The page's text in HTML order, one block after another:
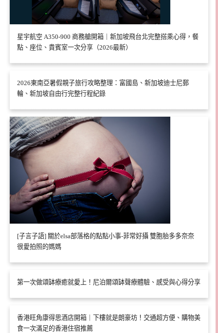
星宇航空 A350-900 商務艙開箱｜新加坡飛台北完整搭乘心得，餐
點、座位、貴賓室一次分享（2026最新）
2026東南亞暑假親子旅行攻略整理：富國島、新加坡迪士尼郵
輪、新加坡自由行完整行程紀錄
[子言子語] 關於elsa部落格的點點小事-菲常好攝 雙胞胎多多奈奈
很愛拍照的媽媽
第一次做頌缽療癒就愛上！尼泊爾頌缽聲療體驗、感受與心得分享
香港旺角康得思酒店開箱｜下樓就是朗豪坊！交通超方便、購物美
食一次滿足的香港住宿推薦